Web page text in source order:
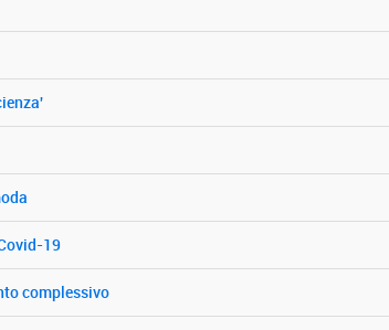
19
complessivo